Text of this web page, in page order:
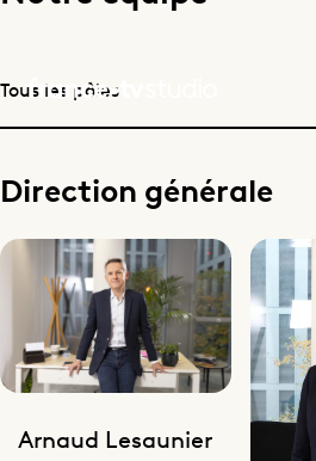
Accueil
par
Direction générale
Arnaud Lesaunier